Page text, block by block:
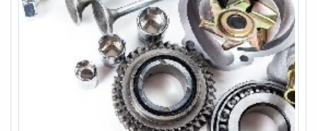
atividades e estrutura suficiente para atender todas as
demandas, tudo isso para garantir que se tenha ats chave
de transferência com proteção.Há muitas maneiras
eficientes de uma empresa demonstrar competência,
excelência e destaque em sua área de atuação. A E. C. A.
Equipamentos Eletrônicos se mostra referência por ter:
Soluções para sistemas críticos de energia; Atendimentos a
indústrias e comércios de diversos ramos; Matéria-prima de